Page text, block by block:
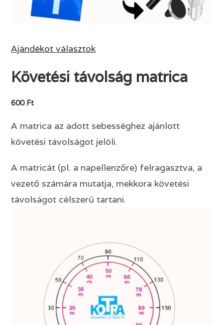
Ajándékot választok
Követési távolság matrica
600 Ft
A matrica az adott sebességhez ajánlott
követési távolságot jelöli.
A matricát (pl. a napellenzőre) felragasztva, a
vezető számára mutatja, mekkora követési
távolságot célszerű tartani.